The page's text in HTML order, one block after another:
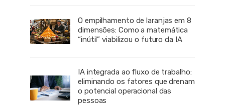
O empilhamento de laranjas em 8
dimensões: Como a matemática
“inútil” viabilizou o futuro da IA
IA integrada ao fluxo de trabalho:
eliminando os fatores que drenam
o potencial operacional das
pessoas